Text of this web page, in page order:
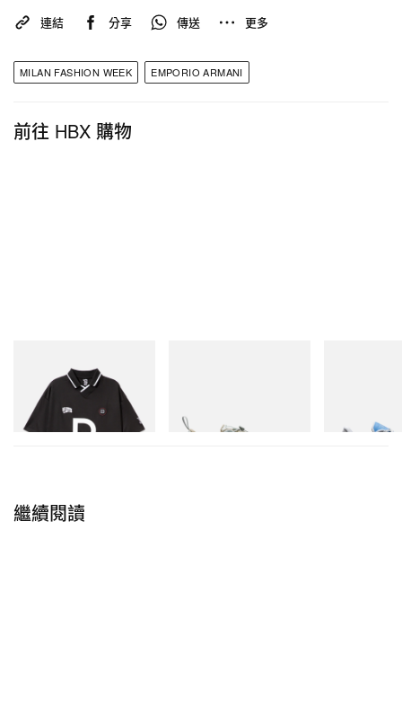
HYPEBEAST Style（@hypebeaststyle）分享的貼文
連結 分享 傳送 更多
MILAN FASHION WEEK EMPORIO ARMANI
前往 HBX 購物
Billionaire Boys Club X Initial
D Game Shirt
立即購入
立即購入
繼續閱讀